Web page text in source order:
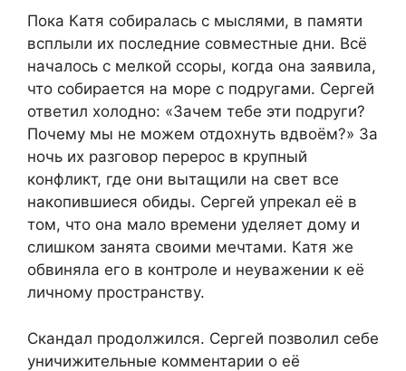
Пока Катя собиралась с мыслями, в памяти
всплыли их последние совместные дни. Всё
началось с мелкой ссоры, когда она заявила,
что собирается на море с подругами. Сергей
ответил холодно: «Зачем тебе эти подруги?
Почему мы не можем отдохнуть вдвоём?» За
ночь их разговор перерос в крупный
конфликт, где они вытащили на свет все
накопившиеся обиды. Сергей упрекал её в
том, что она мало времени уделяет дому и
слишком занята своими мечтами. Катя же
обвиняла его в контроле и неуважении к её
личному пространству.
Скандал продолжился. Сергей позволил себе
уничижительные комментарии о её